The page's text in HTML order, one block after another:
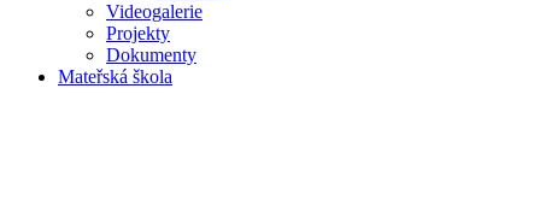
Videogalerie
Projekty
Dokumenty
Mateřská škola